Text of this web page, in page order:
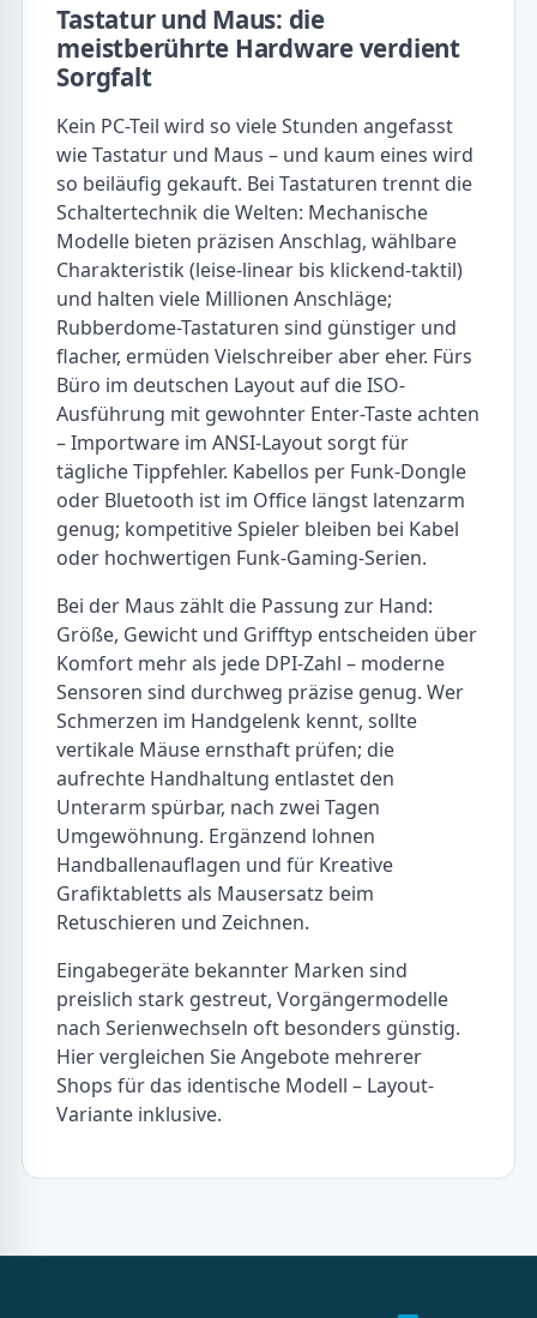
Tastatur und Maus: die
meistberührte Hardware verdient
Sorgfalt
Kein PC-Teil wird so viele Stunden angefasst
wie Tastatur und Maus – und kaum eines wird
so beiläufig gekauft. Bei Tastaturen trennt die
Schaltertechnik die Welten: Mechanische
Modelle bieten präzisen Anschlag, wählbare
Charakteristik (leise-linear bis klickend-taktil)
und halten viele Millionen Anschläge;
Rubberdome-Tastaturen sind günstiger und
flacher, ermüden Vielschreiber aber eher. Fürs
Büro im deutschen Layout auf die ISO-
Ausführung mit gewohnter Enter-Taste achten
– Importware im ANSI-Layout sorgt für
tägliche Tippfehler. Kabellos per Funk-Dongle
oder Bluetooth ist im Office längst latenzarm
genug; kompetitive Spieler bleiben bei Kabel
oder hochwertigen Funk-Gaming-Serien.
Bei der Maus zählt die Passung zur Hand:
Größe, Gewicht und Grifftyp entscheiden über
Komfort mehr als jede DPI-Zahl – moderne
Sensoren sind durchweg präzise genug. Wer
Schmerzen im Handgelenk kennt, sollte
vertikale Mäuse ernsthaft prüfen; die
aufrechte Handhaltung entlastet den
Unterarm spürbar, nach zwei Tagen
Umgewöhnung. Ergänzend lohnen
Handballenauflagen und für Kreative
Grafiktabletts als Mausersatz beim
Retuschieren und Zeichnen.
Eingabegeräte bekannter Marken sind
preislich stark gestreut, Vorgängermodelle
nach Serienwechseln oft besonders günstig.
Hier vergleichen Sie Angebote mehrerer
Shops für das identische Modell – Layout-
Variante inklusive.